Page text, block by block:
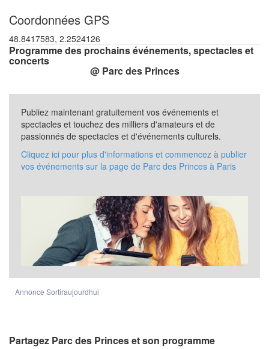
Coordonnées GPS
48.8417583, 2.2524126
Programme des prochains événements, spectacles et
concerts
@ Parc des Princes
Publiez maintenant gratuitement vos événements et
spectacles et touchez des milliers d'amateurs et de
passionnés de spectacles et d'événements culturels.
Cliquez ici pour plus d'informations et commencez à publier
vos événements sur la page de Parc des Princes à Paris
Annonce Sortiraujourdhui
Partagez Parc des Princes et son programme